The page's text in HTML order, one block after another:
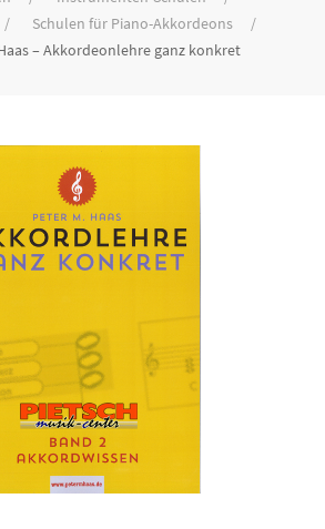
Schulen für Piano-Akkordeons
– Akkordeonlehre ganz konkret